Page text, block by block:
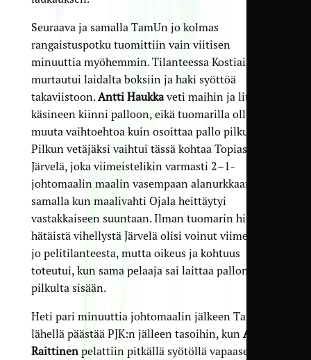
Seuraava ja samalla TamUn jo kolmas
rangaistuspotku tuomittiin vain viitisen
minuuttia myöhemmin. Tilanteessa Kostiainen
murtautui laidalta boksiin ja haki syöttöä
takaviistoon.Antti Haukkaveti maihin ja liukui
käsineen kiinni palloon, eikä tuomarilla ollut
muuta vaihtoehtoa kuin osoittaa pallo pilkulle.
Pilkun vetäjäksi vaihtui tässä kohtaa Topias
Järvelä, joka viimeistelikin varmasti 2–1-
johtomaalin maalin vasempaan alanurkkaan
samalla kun maalivahti Ojala heittäytyi
vastakkaiseen suuntaan. Ilman tuomarin hiukan
hätäistä vihellystä Järvelä olisi voinut viimeistellä
jo pelitilanteesta, mutta oikeus ja kohtuus
toteutui, kun sama pelaaja sai laittaa pallon
pilkulta sisään.
Heti pari minuuttia johtomaalin jälkeen TamU oli
lähellä päästää PJK:n jälleen tasoihin, kun Arttu
Raittinen pelattiin pitkällä syötöllä vapaaseen